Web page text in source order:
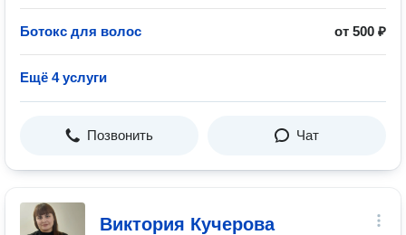
Ботокс для волос от 500 ₽
Ещё 4 услуги
Позвонить Чат
Виктория Кучерова